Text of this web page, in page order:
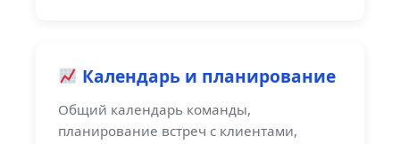
Календарь и планирование
Общий календарь команды,
планирование встреч с клиентами,